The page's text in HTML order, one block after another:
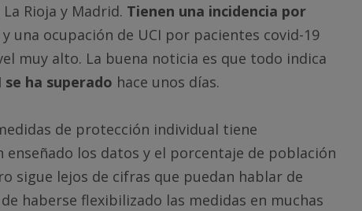
Rioja y Madrid. Tienen una incidencia por
y una ocupación de UCI por pacientes covid-19
muy alto. La buena noticia es que todo indica
se ha superado hace unos días.
de protección individual tiene
enseñado los datos y el porcentaje de población
sigue lejos de cifras que puedan hablar de
haberse flexibilizado las medidas en muchas